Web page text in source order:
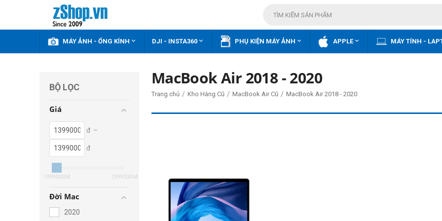
KHUYẾN MÃI
MÁY ẢNH - ỐNG KÍNH  DJI - INSTA360  PHỤ KIỆN MÁY ẢNH  APPLE MÁY TÍNH -
BỘ LỌC
Giá
đ –
đ
13990000đ 13990000đ
Đời Mac
2020
MacBook Air 2018 - 2020
Trang chủ / Kho Hàng Cũ / MacBook Air Cũ / MacBook Air 2018 - 2020